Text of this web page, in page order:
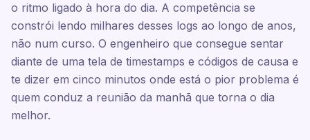
o ritmo ligado à hora do dia. A competência se
constrói lendo milhares desses logs ao longo de anos,
não num curso. O engenheiro que consegue sentar
diante de uma tela de timestamps e códigos de causa e
te dizer em cinco minutos onde está o pior problema é
quem conduz a reunião da manhã que torna o dia
melhor.